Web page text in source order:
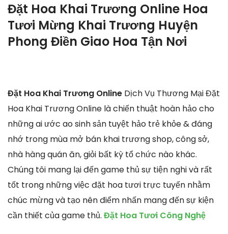
Đặt Hoa Khai Trương Online Hoa
Tươi Mừng Khai Trương Huyện
Phong Điền Giao Hoa Tận Nơi
Đặt Hoa Khai Trương Online Dịch Vụ Thương Mại Đặt
Hoa Khai Trương Online là chiến thuật hoàn hảo cho
những ai ước ao sinh sản tuyệt hảo trẻ khỏe & đáng
nhớ trong mùa mở bán khai trương shop, công sở,
nhà hàng quán ăn, giỏi bất kỳ tổ chức nào khác.
Chúng tôi mang lại đến game thủ sự tiện nghi và rất
tốt trong những việc đặt hoa tươi trực tuyến nhằm
chúc mừng và tạo nên điểm nhấn mang đến sự kiện
cần thiết của game thủ. Đặt Hoa Tươi Công Nghệ